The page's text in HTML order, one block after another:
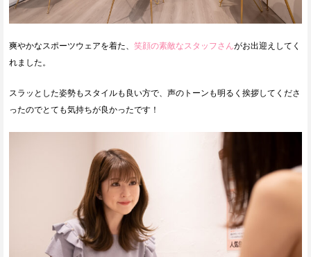
爽やかなスポーツウェアを着た、 笑顔の素敵なスタッフさんがお出迎えしてく
れました。
スラッとした姿勢もスタイルも良い方で、声のトーンも明るく挨拶してくださ
ったのでとても気持ちが良かったです！